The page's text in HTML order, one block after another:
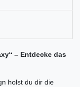
– Entdecke das
holst du dir die